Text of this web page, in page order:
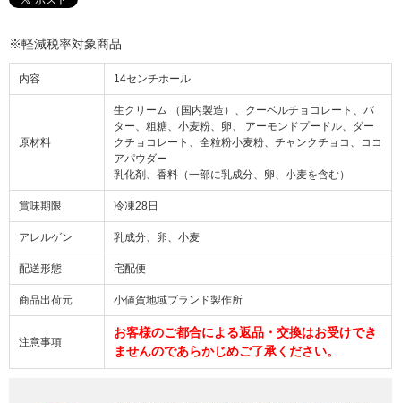
※軽減税率対象商品
内容 14センチホール
原材料
生クリーム （国内製造）、クーベルチョコレート、バ
ター、粗糖、小麦粉、卵、 アーモンドプードル、ダー
クチョコレート、全粒粉小麦粉、チャンクチョコ、ココ
アパウダー
乳化剤、香料（一部に乳成分、卵、小麦を含む）
賞味期限 冷凍28日
アレルゲン 乳成分、卵、小麦
配送形態 宅配便
商品出荷元 小値賀地域ブランド製作所
注意事項
お客様のご都合による返品・交換はお受けでき
ませんのであらかじめご了承ください。